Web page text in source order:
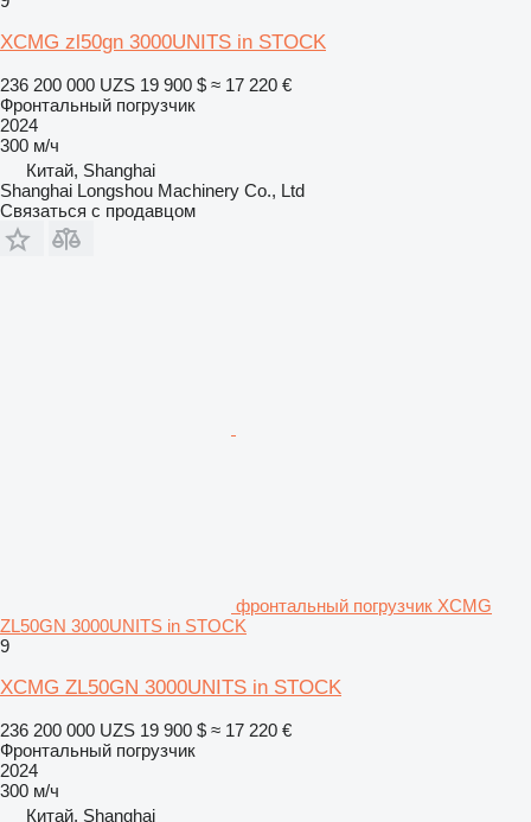
XCMG zl50gn 3000UNITS in STOCK
236 200 000 UZS 19 900 $ ≈ 17 220 €
Фронтальный погрузчик
2024
300 м/ч
Китай, Shanghai
Shanghai Longshou Machinery Co., Ltd
Связаться с продавцом
фронтальный погрузчик XCMG
ZL50GN 3000UNITS in STOCK
9
XCMG ZL50GN 3000UNITS in STOCK
236 200 000 UZS 19 900 $ ≈ 17 220 €
Фронтальный погрузчик
2024
300 м/ч
Китай, Shanghai